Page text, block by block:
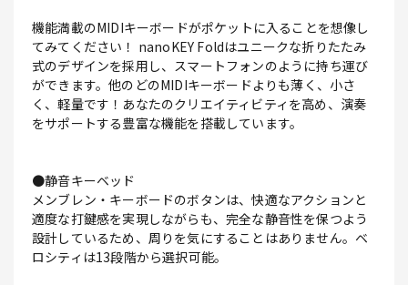
機能満載のMIDIキーボードがポケットに入ることを想像し
てみてください！ nanoKEY Foldはユニークな折りたたみ
式のデザインを採用し、スマートフォンのように持ち運び
ができます。他のどのMIDIキーボードよりも薄く、小さ
く、軽量です！あなたのクリエイティビティを高め、演奏
をサポートする豊富な機能を搭載しています。
●静音キーベッド
メンブレン・キーボードのボタンは、快適なアクションと
適度な打鍵感を実現しながらも、完全な静音性を保つよう
設計しているため、周りを気にすることはありません。ベ
ロシティは13段階から選択可能。